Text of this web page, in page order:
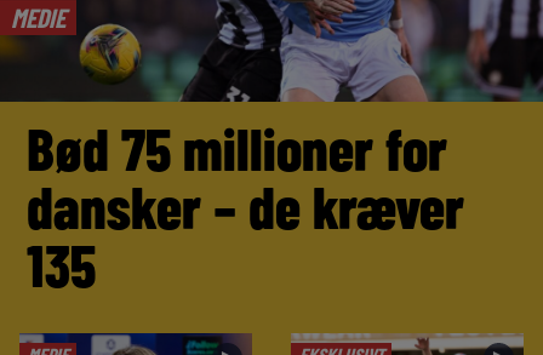
MEDIE
Bød 75 millioner for
dansker – de kræver
135